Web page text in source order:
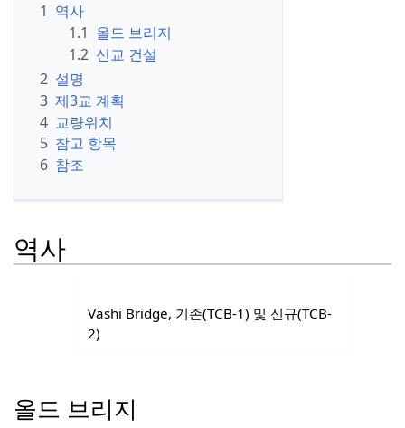
1 역사
1.1 올드 브리지
1.2 신교 건설
2 설명
3 제3교 계획
4 교량위치
5 참고 항목
6 참조
역사
Vashi Bridge, 기존(TCB-1) 및 신규(TCB-
2)
올드 브리지